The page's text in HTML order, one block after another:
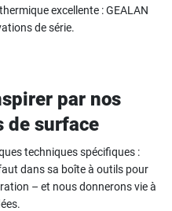
excellente : GEALAN
de série.
par nos
de surface
techniques spécifiques :
dans sa boîte à outils pour
– et nous donnerons vie à